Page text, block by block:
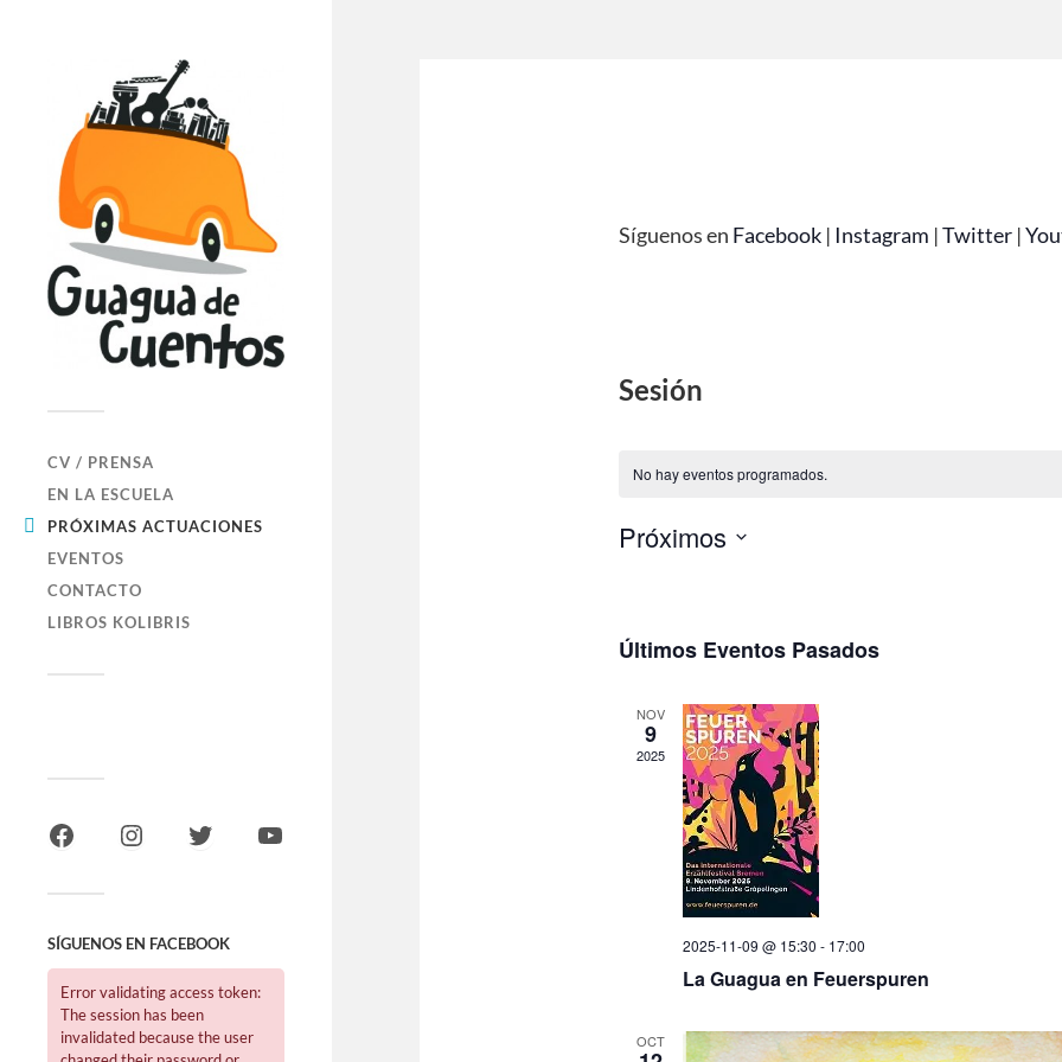
CV / PRENSA
EN LA ESCUELA
PRÓXIMAS ACTUACIONES
EVENTOS
CONTACTO
LIBROS KOLIBRIS
SÍGUENOS EN FACEBOOK
Error validating access token:
The session has been
invalidated because the user
Síguenos en Facebook| Instagram |Twitter|
Sesión
No hay eventos programados.
Próximos
Últimos Eventos Pasados
NOV
9
2025
2025-11-09 @ 15:30 - 17:00
La Guagua en Feuerspuren
OCT